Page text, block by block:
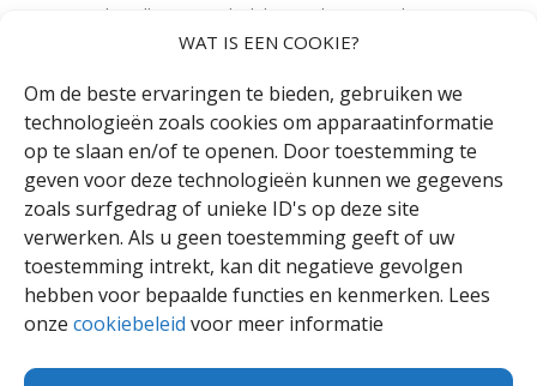
WAT IS EEN COOKIE?
Om de beste ervaringen te bieden, gebruiken we
technologieën zoals cookies om apparaatinformatie
op te slaan en/of te openen. Door toestemming te
geven voor deze technologieën kunnen we gegevens
zoals surfgedrag of unieke ID's op deze site
verwerken. Als u geen toestemming geeft of uw
toestemming intrekt, kan dit negatieve gevolgen
hebben voor bepaalde functies en kenmerken. Lees
onze cookiebeleid voor meer informatie
verzoekt, zullen wij u ook elektronisch antwoorden, tenzij
u ons anders instrueert.
In overeenstemming met de privacyregelgeving wordt uw
verzoek binnen dertig dagen behandeld vanaf het
moment dat wij in het bezit zijn van alle informatie die
nodig is om uw verzoek te verwerken. Als uw verzoek
complex is, kan deze termijn met maximaal twee maanden
worden verlengd, we zullen u hierover echter vooraf
informeren.
U heeft ook het recht om in beroep te gaan bij de Autoriteit
Persoonsgegevens, Drukpersstraat 35, 1000 Brussel, of
per e-mail via contact@apd-gba.be. contact@apd-gba.be